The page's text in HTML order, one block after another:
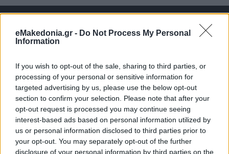
eMakedonia.gr - Do Not Process My Personal
Information
If you wish to opt-out of the sale, sharing to third parties, or
processing of your personal or sensitive information for
targeted advertising by us, please use the below opt-out
section to confirm your selection. Please note that after your
opt-out request is processed you may continue seeing
interest-based ads based on personal information utilized by
us or personal information disclosed to third parties prior to
your opt-out. You may separately opt-out of the further
disclosure of your personal information by third parties on the
αναζήτηση τηςGoogle
ΘΕΣΣΑΛΟΝΙΚΗ ΠΑΙΔΕΙΑ
FAST
FORWARD
FORUM